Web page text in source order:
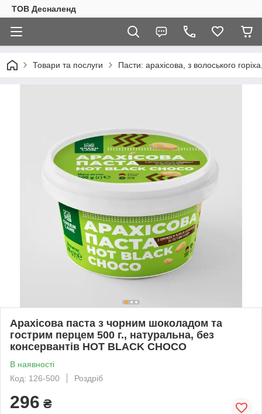
ТОВ Десналенд
Товари та послуги Пасти: арахісова, з волоського
Арахісова паста з чорним шоколадом та
гострим перцем 500 г., натуральна, без
консервантів HOT BLACK CHOCO
В наявності
Код: 126-500
Роздріб
296 ₴